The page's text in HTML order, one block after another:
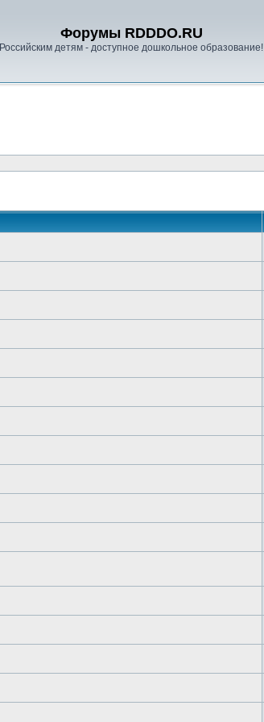
Форумы RDDDO.RU
Российским детям - доступное дошкольное образование!